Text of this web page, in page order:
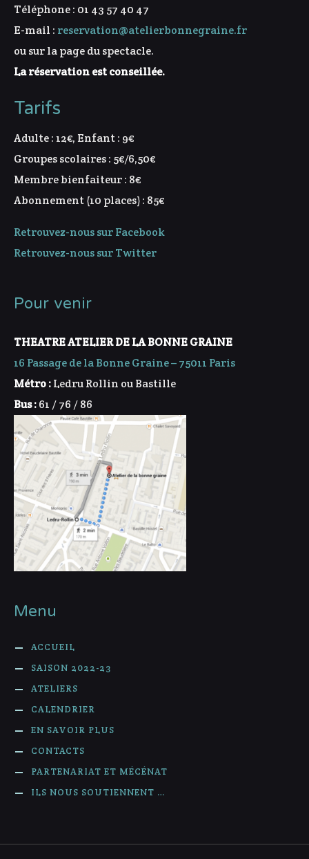
Téléphone : 01 43 57 40 47
E-mail : reservation@atelierbonnegraine.fr
ou sur la page du spectacle.
La réservation est conseillée.
Tarifs
Adulte : 12€, Enfant : 9€
Groupes scolaires : 5€/6,50€
Membre bienfaiteur : 8€
Abonnement (10 places) : 85€
Retrouvez-nous sur Facebook
Retrouvez-nous sur Twitter
Pour venir
THEATRE ATELIER DE LA BONNE GRAINE
16 Passage de la Bonne Graine – 75011 Paris
Métro :Ledru Rollin ou Bastille
Bus :61 / 76 / 86
Menu
ACCUEIL
SAISON 2022-23
ATELIERS
CALENDRIER
EN SAVOIR PLUS
CONTACTS
PARTENARIAT ET MÉCÉNAT
ILS NOUS SOUTIENNENT …